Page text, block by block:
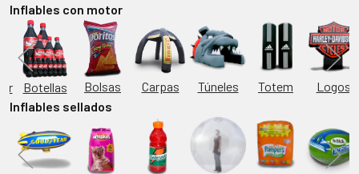
Inflables con motor
Botellas Bolsas Carpas Túneles Totem
Logos
Inflables sellados